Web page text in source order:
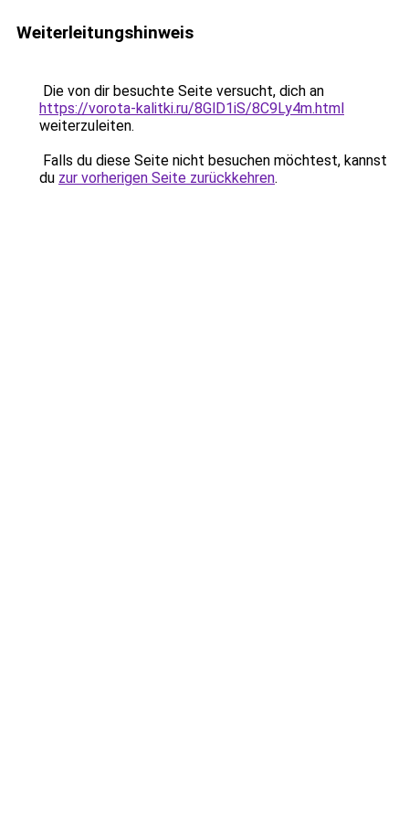
Weiterleitungshinweis
Die von dir besuchte Seite versucht, dich an
https://vorota-kalitki.ru/8GlD1iS/8C9Ly4m.html
weiterzuleiten.
Falls du diese Seite nicht besuchen möchtest, kannst
du zur vorherigen Seite zurückkehren.